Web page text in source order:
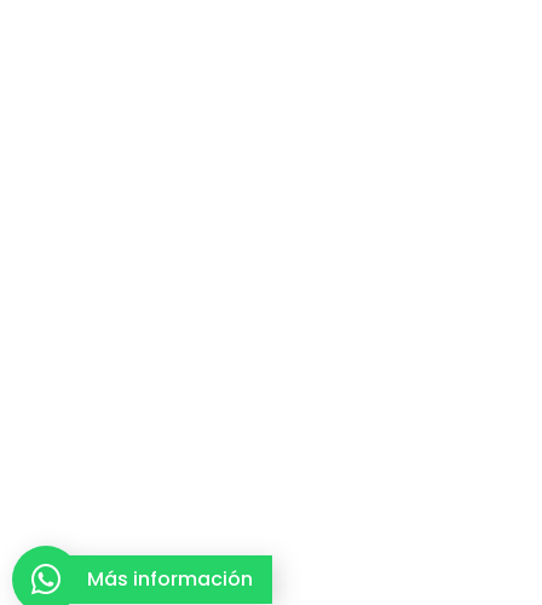
Más información